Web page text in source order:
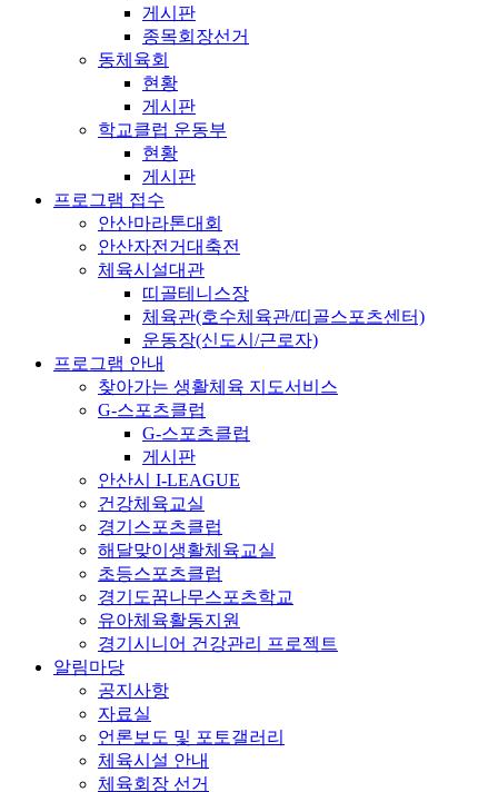
게시판
종목회장선거
동체육회
현황
게시판
학교클럽 운동부
현황
게시판
프로그램 접수
안산마라톤대회
안산자전거대축전
체육시설대관
띠골테니스장
체육관(호수체육관/띠골스포츠센터)
운동장(신도시/근로자)
프로그램 안내
찾아가는 생활체육 지도서비스
G-스포츠클럽
G-스포츠클럽
게시판
안산시 I-LEAGUE
건강체육교실
경기스포츠클럽
해달맞이생활체육교실
초등스포츠클럽
경기도꿈나무스포츠학교
유아체육활동지원
경기시니어 건강관리 프로젝트
알림마당
공지사항
자료실
언론보도 및 포토갤러리
체육시설 안내
체육회장 선거